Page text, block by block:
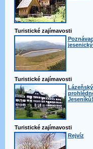
Turistické zajímavosti
Turistické zajímavosti
Jeseníků!
Turistické zajímavosti
Rejvíz